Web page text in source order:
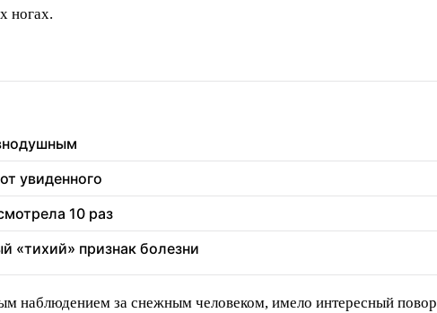
ногах.
увиденного
10 раз
«тихий» признак болезни
наблюдением за снежным человеком, имело интересный